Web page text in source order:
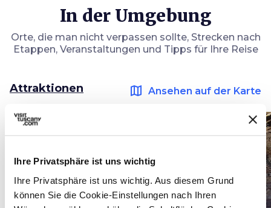
Ihre Privatsphäre ist uns wichtig
Ihre Privatsphäre ist uns wichtig. Aus diesem Grund
können Sie die Cookie-Einstellungen nach Ihren
In der Umgebung
Orte, die man nicht verpassen sollte, Strecken nach
Etappen, Veranstaltungen und Tipps für Ihre Reise
Attraktionen map Ansehen auf der Karte